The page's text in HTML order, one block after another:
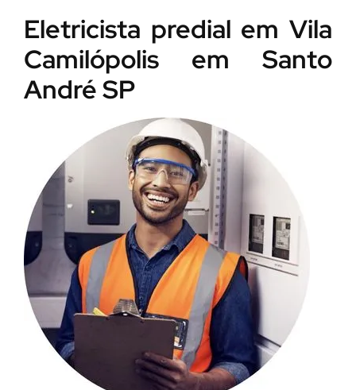
Eletricista predial em Vila
Camilópolis em Santo
André SP